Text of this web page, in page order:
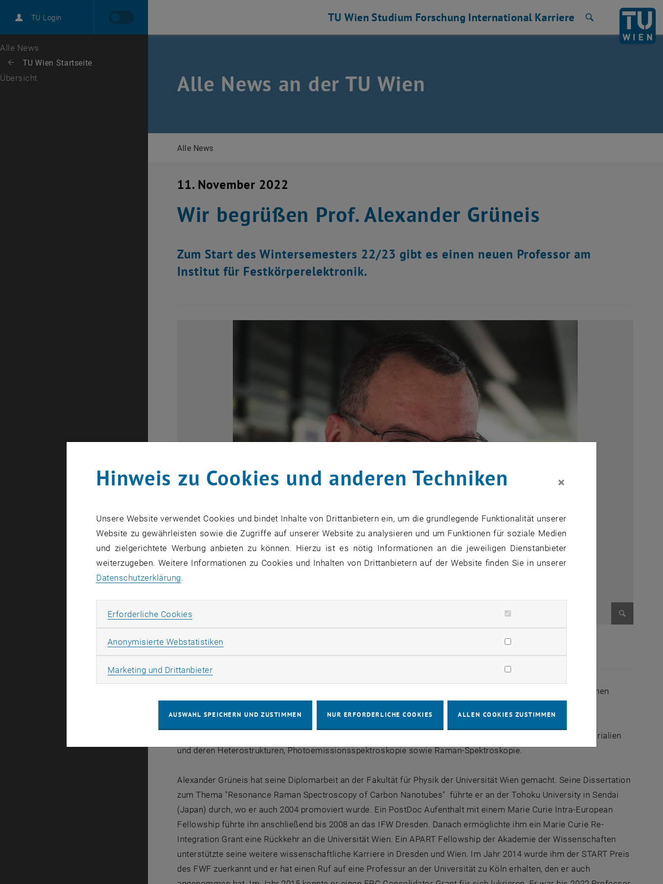
TU Login
Karriere
Zur 1. Menü Ebene
Alle News
Zurück: Subseiten von TU Wien Startseite auflisten
Zurück zur letzten Ebene:
TU Wien Startseite
Übersicht
TU Wien Studium Forschung International Karriere
Alle News an der TU Wien
Alle News
11. November 2022
Wir begrüßen Prof. Alexander Grüneis
Zum Start des Wintersemesters 22/23 gibt es einen neuen Professor am
Institut für Festkörperelektronik.
Univ.Prof. Dr.sc.
Univ.Prof. Dr.sc. Alexander Grüneis
Seit 1.11.2022 ist Prof. Grüneis als Universitätsprofessor für Optoelektronische Materialien an der Technischen
Materialien. Seine Forschungsschwerpunkte liegen in den Bereichen Wachstum von atomar dünnen 2D-Materialien
und deren Heterostrukturen, Photoemissionsspektroskopie sowie Raman-Spektroskopie.
Alexander Grüneis hat seine Diplomarbeit an der Fakultät für Physik der Universität Wien gemacht. Seine Dissertation
zum Thema "Resonance Raman Spectroscopy of Carbon Nanotubes" führte er an der Tohoku University in Sendai
(Japan) durch, wo er auch 2004 promoviert wurde. Ein PostDoc Aufenthalt mit einem Marie Curie Intra-European
Fellowship führte ihn anschließend bis 2008 an das IFW Dresden. Danach ermöglichte ihm ein Marie Curie Re-
Integration Grant eine Rückkehr an die Universität Wien. Ein APART Fellowship der Akademie der Wissenschaften
unterstützte seine weitere wissenschaftliche Karriere in Dresden und Wien. Im Jahr 2014 wurde ihm der START Preis
des FWF zuerkannt und er hat einen Ruf auf eine Professur an der Universität zu Köln erhalten, den er auch
Hinweis zu Cookies und anderen Techniken ×
Unsere Website verwendet Cookies und bindet Inhalte von Drittanbietern ein, um die grundlegende Funktionalität unserer
Website zu gewährleisten sowie die Zugriffe auf unserer Website zu analysieren und um Funktionen für soziale Medien
und zielgerichtete Werbung anbieten zu können. Hierzu ist es nötig Informationen an die jeweiligen Dienstanbieter
weiterzugeben. Weitere Informationen zu Cookies und Inhalten von Drittanbietern auf der Website finden Sie in unserer
Datenschutzerklärung.
Erforderliche Cookies
Anonymisierte Webstatistiken
Marketing und DrittanbieterMarketing Cookies zulassen
AUSWAHL SPEICHERN UND ZUSTIMMEN NUR ERFORDERLICHE COOKIES ALLEN COOKIES ZUSTIMMEN